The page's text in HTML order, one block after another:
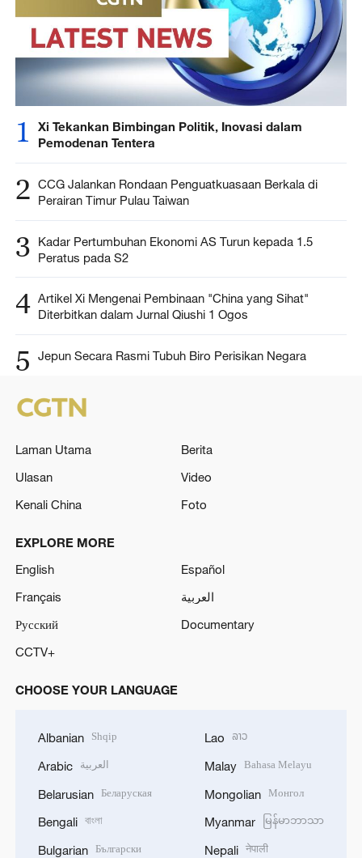
1
Xi Tekankan Bimbingan Politik, Inovasi dalam
Pemodenan Tentera
2 CCG Jalankan Rondaan Penguatkuasaan Berkala di
Perairan Timur Pulau Taiwan
3
Kadar Pertumbuhan Ekonomi AS Turun kepada 1.5
Peratus pada S2
4 Artikel Xi Mengenai Pembinaan "China yang Sihat"
Diterbitkan dalam Jurnal Qiushi 1 Ogos
5 Jepun Secara Rasmi Tubuh Biro Perisikan Negara
Laman Utama
Berita
Ulasan
Video
Kenali China
Foto
EXPLORE MORE
English
Español
Français
العربية
Русский
Documentary
CCTV+
CHOOSE YOUR LANGUAGE
Albanian Shqip
Arabic العربية
Belarusian Беларуская
Bengali বাংলা
Bulgarian Български
Lao ລາວ
Malay Bahasa Melayu
Mongolian Монгол
Myanmar မြန်မာဘာသာ
Nepali नेपाली